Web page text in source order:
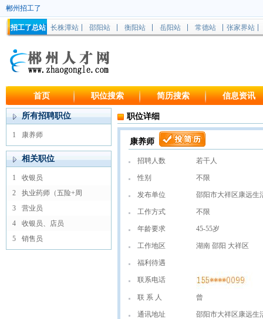
郴州招工了
招工了总站 长株潭站 邵阳站 衡阳站 岳阳站 常德站 张家界站
首页 职位搜索 简历搜索 信息资讯
所有招聘职位
1 康养师
相关职位
1
收银员
2
执业药师（五险+周
3
营业员
4
收银员、店员
5
销售员
职位详细
康养师
招聘人数 若干人
性别 不限
发布单位 邵阳市大祥区康远生
工作方式 不限
年龄要求 45-55岁
工作地区 湖南 邵阳 大祥区
福利待遇
联系电话
联 系 人 曾
通讯地址 邵阳市大祥区康远生